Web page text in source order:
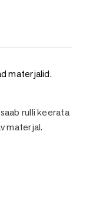
materjalid.
rulli keerata
materjal.